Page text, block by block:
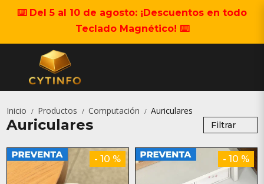
⌨️ Del 5 al 10 de agosto: ¡Descuentos en todo
Teclado Magnético! ⌨️
Inicio / Productos / Computación / Auriculares
Auriculares Filtrar
- 10 % - 10 %